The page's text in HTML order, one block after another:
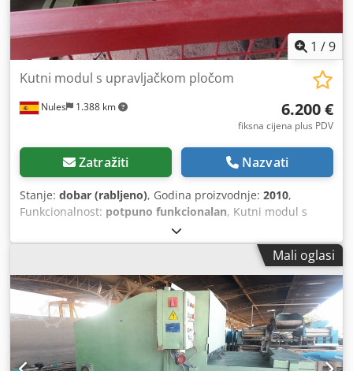
1 /9
Nules 1.388 km
Kutni modul s upravljačkom pločom
6.200 €
fiksna cijena plus PDV
Zatražiti Nazvati
Stanje: dobar (rabljeno), Godina proizvodnje: 2010,
Funkcionalnost: potpuno funkcionalan, Kutni modul s
upravljačkom pločom Dkjdpfouxn H Ijx Amnor
Mali oglasi